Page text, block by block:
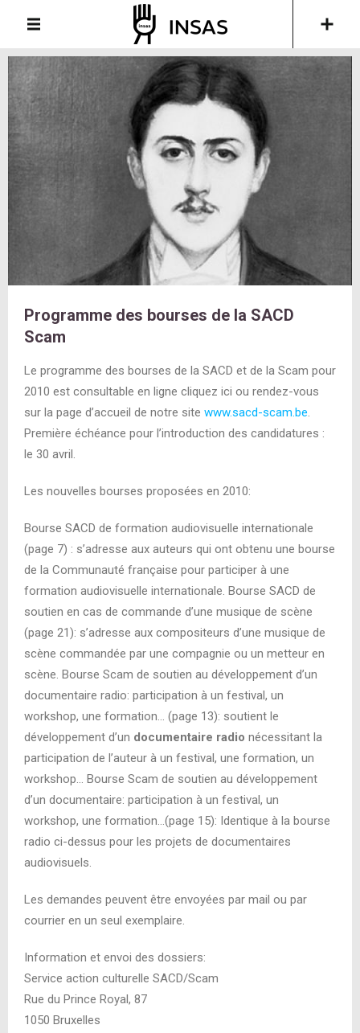
Programme des bourses de la SACD
Scam
Le programme des bourses de la SACD et de la Scam pour
2010 est consultable en ligne cliquez ici ou rendez-vous
sur la page d’accueil de notre site www.sacd-scam.be.
Première échéance pour l’introduction des candidatures :
le 30 avril.
Les nouvelles bourses proposées en 2010:
Bourse SACD de formation audiovisuelle internationale
(page 7) : s’adresse aux auteurs qui ont obtenu une bourse
de la Communauté française pour participer à une
formation audiovisuelle internationale. Bourse SACD de
soutien en cas de commande d’une musique de scène
(page 21): s’adresse aux compositeurs d’une musique de
scène commandée par une compagnie ou un metteur en
scène. Bourse Scam de soutien au développement d’un
documentaire radio: participation à un festival, un
workshop, une formation… (page 13): soutient le
développement d’un documentaire radio nécessitant la
participation de l’auteur à un festival, une formation, un
workshop… Bourse Scam de soutien au développement
d’un documentaire: participation à un festival, un
workshop, une formation…(page 15): Identique à la bourse
radio ci-dessus pour les projets de documentaires
audiovisuels.
Les demandes peuvent être envoyées par mail ou par
courrier en un seul exemplaire.
Information et envoi des dossiers:
Service action culturelle SACD/Scam
Rue du Prince Royal, 87
1050 Bruxelles